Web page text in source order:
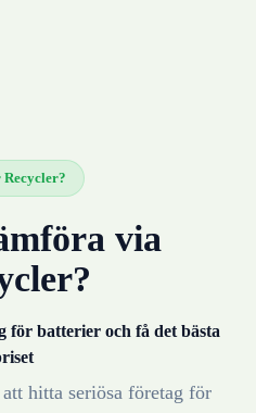
via
för batterier och få det bästa
hitta seriösa företag för